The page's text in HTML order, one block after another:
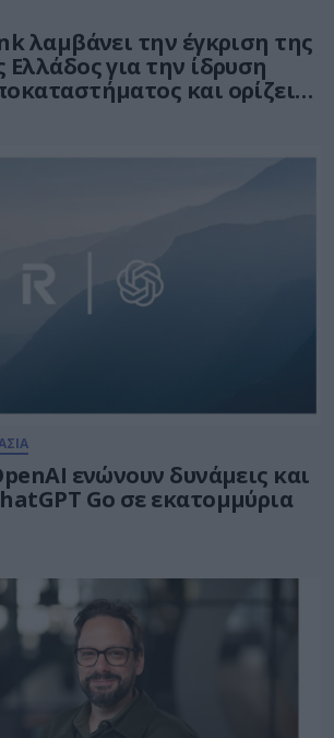
λαμβάνει την έγκριση της
Ελλάδος για την ίδρυση
και ορίζει
Γενικό Διευθυντή
ενώνουν δυνάμεις και
Go σε εκατομμύρια